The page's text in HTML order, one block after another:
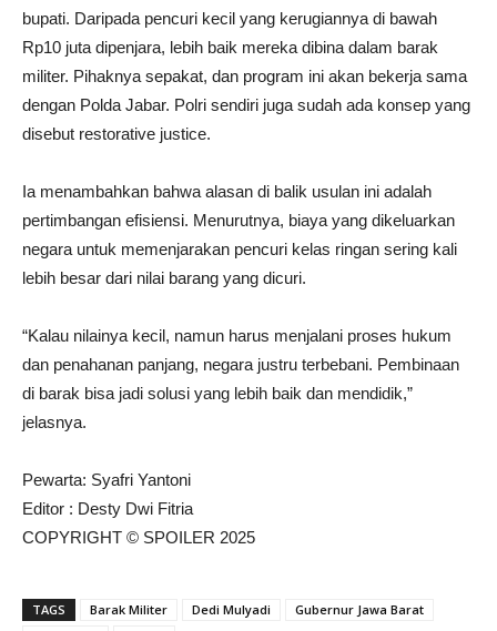
bupati. Daripada pencuri kecil yang kerugiannya di bawah
Rp10 juta dipenjara, lebih baik mereka dibina dalam barak
militer. Pihaknya sepakat, dan program ini akan bekerja sama
dengan Polda Jabar. Polri sendiri juga sudah ada konsep yang
disebut restorative justice.
Ia menambahkan bahwa alasan di balik usulan ini adalah
pertimbangan efisiensi. Menurutnya, biaya yang dikeluarkan
negara untuk memenjarakan pencuri kelas ringan sering kali
lebih besar dari nilai barang yang dicuri.
“Kalau nilainya kecil, namun harus menjalani proses hukum
dan penahanan panjang, negara justru terbebani. Pembinaan
di barak bisa jadi solusi yang lebih baik dan mendidik,”
jelasnya.
Pewarta: Syafri Yantoni
Editor : Desty Dwi Fitria
COPYRIGHT © SPOILER 2025
TAGS Barak Militer Dedi Mulyadi
Gubernur Jawa Barat